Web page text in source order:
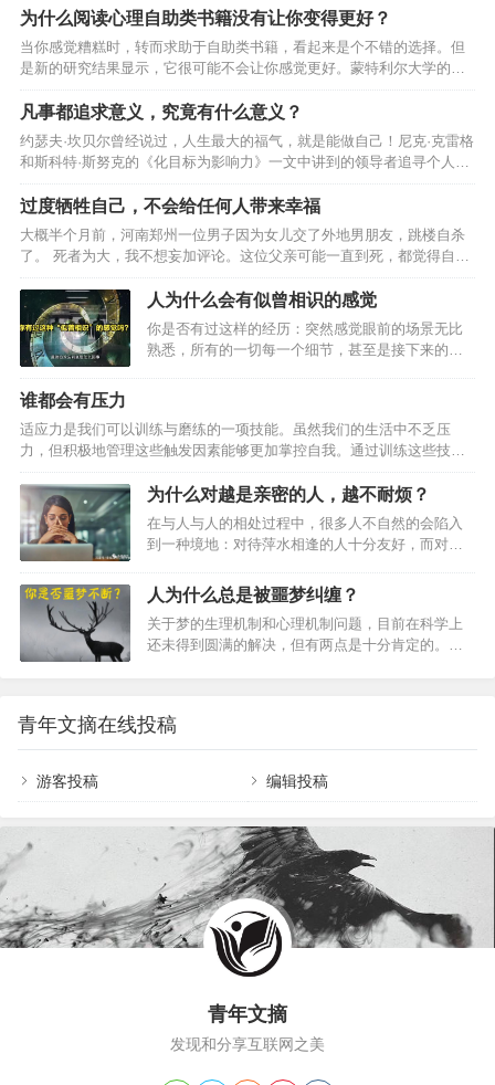
称的鬼压床”。很多人对鬼压床”不了解，便从迷信的
角度把它归结为闹鬼”。那鬼压床”到底是什么鬼呢？
会不会真的被压死？事实上，鬼压床”的出现是有医
学依据的，这就告诉你真相。鬼压床”到底是什么
鬼？平时所说的鬼压床”，有的地方叫扫把星压床”，
专业上叫做睡眠瘫痪”或是睡眠麻痹”。当然，称之为
瘫痪或是麻痹，只是为了形象地描述那种体验，而
非真正瘫痪了。其实，这可能是因为，在正常快…
为什么阅读心理自助类书籍没有让你变得更好？
当你感觉糟糕时，转而求助于自助类书籍，看起来是个不错的选择。但
是新的研究结果显示，它很可能不会让你感觉更好。蒙特利尔大学的心
理学家研究发现，相比于不读自助类书籍的人，那些阅读自助类书籍的
人对压力更加敏感，也会表现出更多抑郁症状。一项小型的初步研究
中，研究者测试了30名被试的人格和心理健康状况，比如压力反应（对
压力源产生反应的倾向，通过唾液中压力荷尔蒙水平来测量），开放
性，自律，外向性，同情心，情绪稳定性，自尊和抑郁症状。一半的被
试自述称阅读过自助类书籍，另一半则没有。按照阅读书籍的类型，将
自助类…
凡事都追求意义，究竟有什么意义？
约瑟夫·坎贝尔曾经说过，人生最大的福气，就是能做自己！尼克·克雷格
和斯科特·斯努克的《化目标为影响力》一文中讲到的领导者追寻个人目
标”的过程让我感同身受。下面跟大家分享其中的一些有意思的发现，并
带给大家一些实用的心理准备和操作建议。什么是驱动成功背后最重要
的因素？领导者在不断变化的技术、 政策、人才与竞争环境中， 必须时
刻做出不同的战略选择。 然而， 有许多的因素影响着他们的最终决策。
我们发现领导者针对变化的反应，从低到高分为4个层次，这些不同的反
应影响了领导者对行为的预测能力，也就是…
过度牺牲自己，不会给任何人带来幸福
大概半个月前，河南郑州一位男子因为女儿交了外地男朋友，跳楼自杀
了。 死者为大，我不想妄加评论。这位父亲可能一直到死，都觉得自己
深爱女儿。但这种爱，却可能毁掉女儿。为人父母，付出了很多，却害
了孩子，可以说是巨大的人生失败。这种悲剧的造成，就是因为父母具
有强烈的付出上瘾症”，不懂生而为人，要适当自私。你被这张图片里的
场景戳中了吗？1我们团队的90后特别爱吐槽。小姐姐好奇，问她们觉得
父母哪句话最伤人，结果我都是为了你”，获得全票通过。作为长期靠互
怼增加颜值的团队，这么和谐的场面好几年都没见过…
人为什么会有似曾相识的感觉
你是否有过这样的经历：突然感觉眼前的场景无比
熟悉，所有的一切每一个细节，甚至是接下来的所
历。据北京大学心理教授，博士生导师分析，似曾
相识”的感觉，在每个人身上都会发生：不过，如果
这种感觉过于频繁，过于强烈就是一种病态。奇妙
但真实的déjàvu”法语中的déjàvu”就是用来形容这一
转瞬即逝的奇妙感觉。但是它似乎一直更受小说家
的亲睐，而很少被心理学家关注。从上个世纪…
谁都会有压力
适应力是我们可以训练与磨练的一项技能。虽然我们的生活中不乏压
力，但积极地管理这些触发因素能够更加掌控自我。通过训练这些技
能，不仅能减压，还能提升你的情商、毅力与适应力。无论你多么勇
敢、多么聪颖，或者多么努力地工作，都会有被压力压得喘不过气的时
刻，这时你的情绪就被触发了。触发情绪的是那些让你下意识反应的东
西，而这些下意识反应或许并不是你在特定情形下最好的反应。当你的
情绪被触发，你的大脑就被情感掌控。你体内充斥着肾上腺素、皮质
醇，大脑的逻辑部分暂时性关闭，正如神经递质与荷尔蒙保护我们免受
来冻僵、打架…
为什么对越是亲密的人，越不耐烦？
在与人与人的相处过程中，很多人不自然的会陷入
到一种境地：对待萍水相逢的人十分友好，而对待
不是，对待不同的人，有不同的表现这当然是没有
问题的，只是这两种不同的对待方式潜意识中体现
了一种心理问题。01为什么越亲密的人，会表现得
越不耐烦？与不怎么熟悉的人相处，许多人潜意识
处，由于过于亲密，不在乎亲密人对自己的看法，
没有内心防线，很容易不自然的就表现自己的心理
状况。不少人越…
人为什么总是被噩梦纠缠？
关于梦的生理机制和心理机制问题，目前在科学上
还未得到圆满的解决，但有两点是十分肯定的。如
其二是日有所思，夜有所梦。许多研究梦的内容的
科学家发现，梦里往往重视白天的经历。从这两点
结论出发，我们不难发现，作为梦的一个种类的噩
梦，其形成原因起码有两个方面：1.身体已发生了某
生，总会有某些特定的症状。但是，在疾病的发生
之初，…
青年文摘在线投稿
游客投稿 编辑投稿
青年文摘
发现和分享互联网之美